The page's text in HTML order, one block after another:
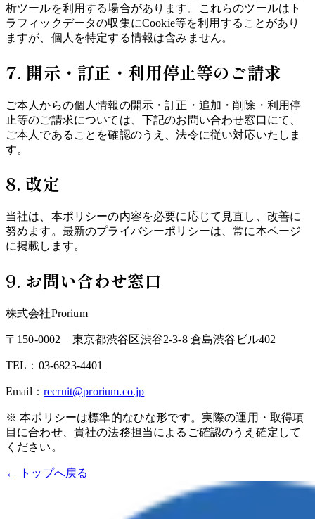
析ツールを利用する場合があります。これらのツールはト
ラフィックデータの収集にCookie等を利用することがあり
ますが、個人を特定する情報は含みません。
7. 開示・訂正・利用停止等のご請求
ご本人からの個人情報の開示・訂正・追加・削除・利用停
止等のご請求については、下記のお問い合わせ窓口にて、
ご本人であることを確認のうえ、法令に従い対応いたしま
す。
8. 改定
当社は、本ポリシーの内容を必要に応じて見直し、改善に
努めます。最新のプライバシーポリシーは、常に本ページ
に掲載します。
9. お問い合わせ窓口
株式会社Prorium
〒 150-0002 東京都渋谷区渋谷2-3-8 倉島渋谷ビル402
TEL： 03-6823-4401
Email： recruit@prorium.co.jp
※ 本ポリシーは標準的なひな形です。実際の運用・取得項
目に合わせ、貴社の法務担当によるご確認のうえ確定して
ください。
← トップへ戻る